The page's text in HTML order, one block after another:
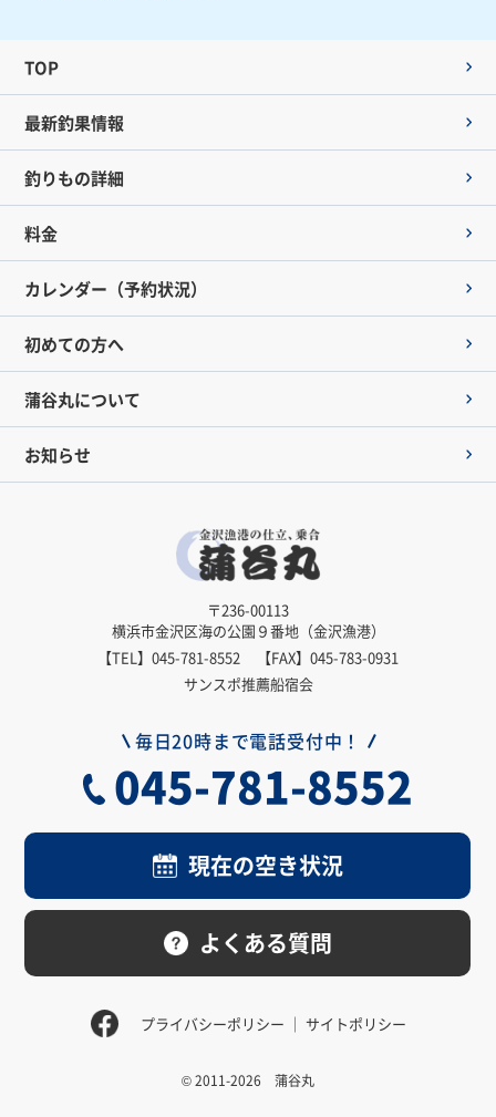
TOP
最新釣果情報
釣りもの詳細
料金
カレンダー（予約状況）
初めての方へ
蒲谷丸について
お知らせ
〒236-00113
横浜市金沢区海の公園９番地（金沢漁港）
【TEL】 045-781-8552
【FAX】045-783-0931
サンスポ推薦船宿会
毎日20時まで電話受付中！
045-781-8552
現在の空き状況
よくある質問
プライバシーポリシー サイトポリシー
© 2011-2026 蒲谷丸